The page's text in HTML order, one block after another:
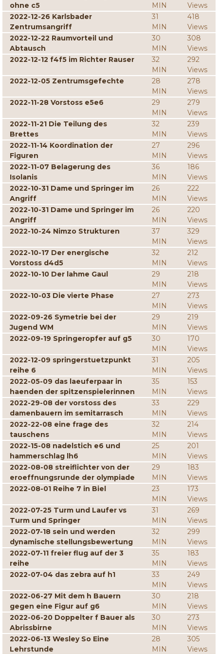
ohne c5
MIN
Views
2022-12-26 Karlsbader
Zentrumsangriff
31
MIN
418
Views
2022-12-22 Raumvorteil und
Abtausch
30
MIN
308
Views
2022-12-12 f4f5 im Richter Rauser
32
MIN
292
Views
2022-12-05 Zentrumsgefechte
28
MIN
278
Views
2022-11-28 Vorstoss e5e6
29
MIN
279
Views
2022-11-21 Die Teilung des
Brettes
32
MIN
239
Views
2022-11-14 Koordination der
Figuren
27
MIN
296
Views
2022-11-07 Belagerung des
Isolanis
36
MIN
186
Views
2022-10-31 Dame und Springer im
Angriff
26
MIN
222
Views
2022-10-31 Dame und Springer im
Angriff
26
MIN
220
Views
2022-10-24 Nimzo Strukturen
37
MIN
329
Views
2022-10-17 Der energische
Vorstoss d4d5
32
MIN
212
Views
2022-10-10 Der lahme Gaul
29
MIN
218
Views
2022-10-03 Die vierte Phase
27
MIN
273
Views
2022-09-26 Symetrie bei der
Jugend WM
29
MIN
219
Views
2022-09-19 Springeropfer auf g5
30
MIN
170
Views
2022-12-09 springerstuetzpunkt
reihe 6
31
MIN
205
Views
2022-05-09 das laeuferpaar in
haenden der spitzenspielerinnen
35
MIN
153
Views
2022-29-08 der vorstoss des
damenbauern im semitarrasch
33
MIN
229
Views
2022-22-08 eine frage des
tauschens
32
MIN
214
Views
2022-15-08 nadelstich e6 und
hammerschlag lh6
25
MIN
201
Views
2022-08-08 streiflichter von der
eroeffnungsrunde der olympiade
29
MIN
183
Views
2022-08-01 Reihe 7 in Biel
23
MIN
173
Views
2022-07-25 Turm und Laufer vs
Turm und Springer
31
MIN
269
Views
2022-07-18 sein und werden
dynamische stellungsbewertung
32
MIN
299
Views
2022-07-11 freier flug auf der 3
reihe
35
MIN
183
Views
2022-07-04 das zebra auf h1
33
MIN
249
Views
2022-06-27 Mit dem h Bauern
gegen eine Figur auf g6
30
MIN
218
Views
2022-06-20 Doppelter f Bauer als
Abrissbirne
30
MIN
273
Views
2022-06-13 Wesley So Eine
Lehrstunde
28
MIN
305
Views